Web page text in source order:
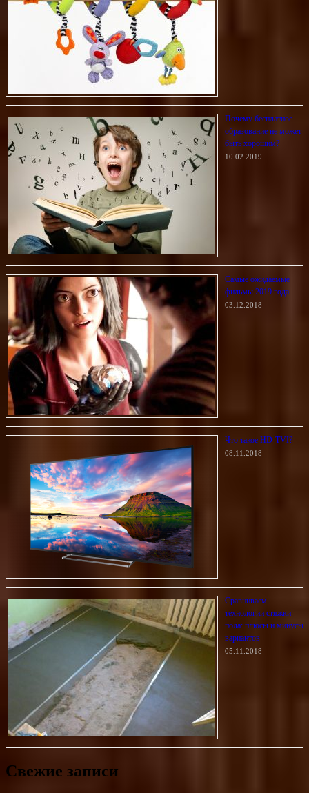
Почему бесплатное
образование не может
быть хорошим?
10.02.2019
Самые ожидаемые
фильмы 2019 года
03.12.2018
Что такое HD-TVI?
08.11.2018
Сравниваем
технологии стяжки
пола: плюсы и минусы
вариантов
05.11.2018
Свежие записи